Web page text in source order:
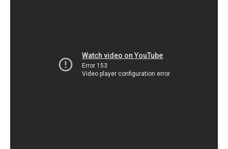
La visita virtual no se carga al no haber aceptado
las cookies